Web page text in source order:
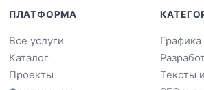
ПЛАТФОРМА
Все услуги
Каталог
Проекты
Графика
Тексты